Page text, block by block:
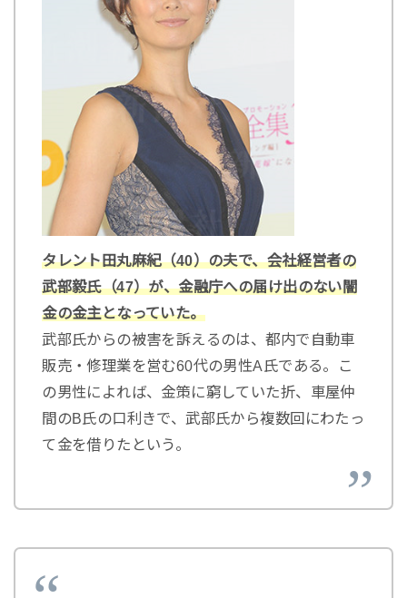
タレント田丸麻紀（40）の夫で、会社経営者の
武部毅氏（47）が、金融庁への届け出のない闇
金の金主となっていた。
武部氏からの被害を訴えるのは、都内で自動車
販売・修理業を営む60代の男性A氏である。こ
の男性によれば、金策に窮していた折、車屋仲
間のB氏の口利きで、武部氏から複数回にわたっ
て金を借りたという。